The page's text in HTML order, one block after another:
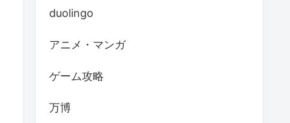
duolingo
アニメ・マンガ
ゲーム攻略
万博